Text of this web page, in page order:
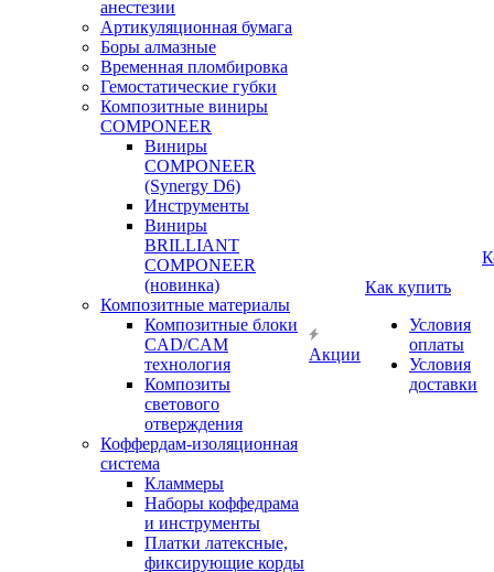
анестезии
Артикуляционная бумага
Боры алмазные
Временная пломбировка
Гемостатические губки
Композитные виниры
COMPONEER
Виниры
COMPONEER
(Synergy D6)
Инструменты
Виниры
BRILLIANT
COMPONEER
(новинка)
Композитные материалы
Композитные блоки
CAD/СAM
технология
Композиты
светового
отверждения
Коффердам-изоляционная
система
Кламмеры
Наборы коффедрама
и инструменты
Платки латексные,
фиксирующие корды
Акции
Как купить
Условия
оплаты
Условия
доставки